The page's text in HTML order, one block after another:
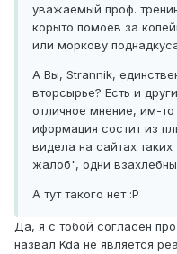
уважаемый проф.
корыто помоев за
или моркову
А Вы, Strannik,
вторсырье? Есть и
отличное мнение, им-то
иформация состит из
видела на сайтах
жалоб", одни
А тут такого нет :P
Да, я с тобой согласен
назвал Kda не является